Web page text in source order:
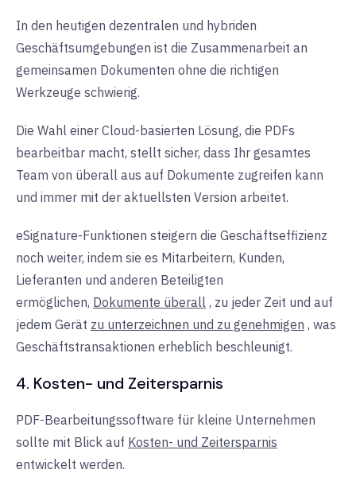
In den heutigen dezentralen und hybriden
Geschäftsumgebungen ist die Zusammenarbeit an
gemeinsamen Dokumenten ohne die richtigen
Werkzeuge schwierig.
Die Wahl einer Cloud-basierten Lösung, die PDFs
bearbeitbar macht, stellt sicher, dass Ihr gesamtes
Team von überall aus auf Dokumente zugreifen kann
und immer mit der aktuellsten Version arbeitet.
eSignature-Funktionen steigern die Geschäftseffizienz
noch weiter, indem sie es Mitarbeitern, Kunden,
Lieferanten und anderen Beteiligten
ermöglichen, Dokumente überall , zu jeder Zeit und auf
jedem Gerät zu unterzeichnen und zu genehmigen , was
Geschäftstransaktionen erheblich beschleunigt.
4. Kosten- und Zeitersparnis
PDF-Bearbeitungssoftware für kleine Unternehmen
sollte mit Blick auf Kosten- und Zeitersparnis
entwickelt werden.